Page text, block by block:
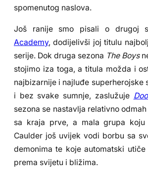
spomenutog naslova.
Još ranije smo pisali o drugoj
Academy, dodijelivši joj titulu
serije. Dok druga sezona The Boys
stojimo iza toga, a titula možda i
najbizarnije i najluđe superherojske
i bez svake sumnje, zaslužuje
sezona se nastavlja relativno
sa kraja prve, a mala grupa
Caulder još uvijek vodi borbu sa
demonima te koje automatski
prema svijetu i bližima.